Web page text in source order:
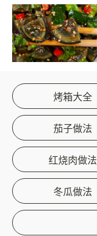
烤箱大全
茄子做法
红烧肉做法
冬瓜做法